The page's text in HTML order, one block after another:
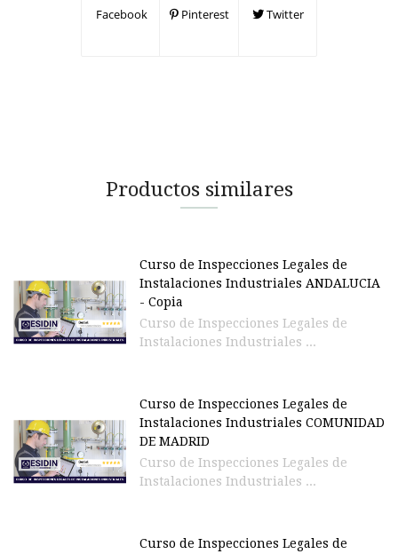
Facebook Pinterest Twitter
Productos similares
Curso de Inspecciones Legales de
Instalaciones Industriales ANDALUCIA
- Copia
Curso de Inspecciones Legales de
Instalaciones Industriales ...
Curso de Inspecciones Legales de
Instalaciones Industriales COMUNIDAD
DE MADRID
Curso de Inspecciones Legales de
Instalaciones Industriales ...
Curso de Inspecciones Legales de